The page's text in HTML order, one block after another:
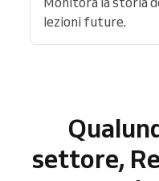
lezioni future.
settore,